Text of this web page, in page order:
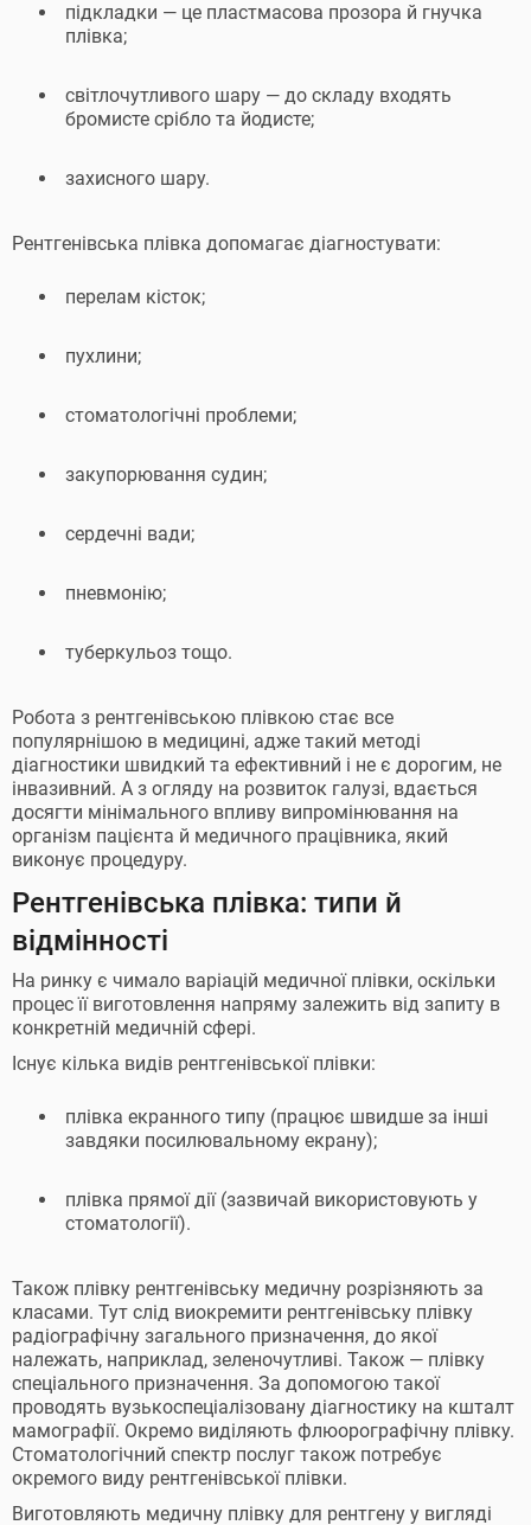
підкладки — це пластмасова прозора й гнучка
плівка;
світлочутливого шару — до складу входять
бромисте срібло та йодисте;
захисного шару.
Рентгенівська плівка допомагає діагностувати:
перелам кісток;
пухлини;
стоматологічні проблеми;
закупорювання судин;
сердечні вади;
пневмонію;
туберкульоз тощо.
Робота з рентгенівською плівкою стає все
популярнішою в медицині, адже такий методі
діагностики швидкий та ефективний і не є дорогим, не
інвазивний. А з огляду на розвиток галузі, вдається
досягти мінімального впливу випромінювання на
організм пацієнта й медичного працівника, який
виконує процедуру.
Рентгенівська плівка: типи й
відмінності
На ринку є чимало варіацій медичної плівки, оскільки
процес її виготовлення напряму залежить від запиту в
конкретній медичній сфері.
Існує кілька видів рентгенівської плівки:
плівка екранного типу (працює швидше за інші
завдяки посилювальному екрану);
плівка прямої дії (зазвичай використовують у
стоматології).
Також плівку рентгенівську медичну розрізняють за
класами. Тут слід виокремити рентгенівську плівку
радіографічну загального призначення, до якої
належать, наприклад, зеленочутливі. Також — плівку
спеціального призначення. За допомогою такої
проводять вузькоспеціалізовану діагностику на кшталт
мамографії. Окремо виділяють флюорографічну плівку.
Стоматологічний спектр послуг також потребує
окремого виду рентгенівської плівки.
Виготовляють медичну плівку для рентгену у вигляді